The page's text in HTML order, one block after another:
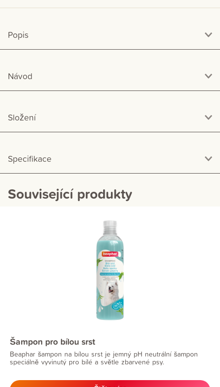
Popis
Návod
Složení
Specifikace
Související produkty
Šampon pro bílou srst
Beaphar šampon na bílou srst je jemný pH neutrální šampon
speciálně vyvinutý pro bílé a světle zbarvené psy.